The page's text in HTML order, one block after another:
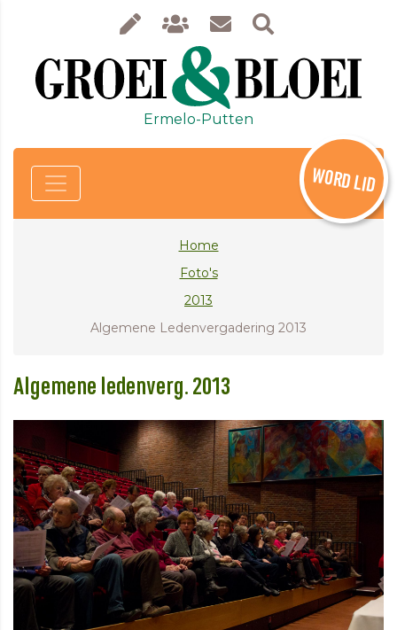
Ermelo-Putten
WORD LID
Home
Foto's
2013
Algemene Ledenvergadering 2013
Algemene ledenverg. 2013